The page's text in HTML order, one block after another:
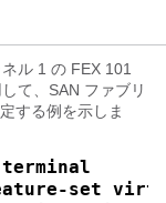
ル 1 の FEX 101
て、SAN ファブリ
する例を示しま
set